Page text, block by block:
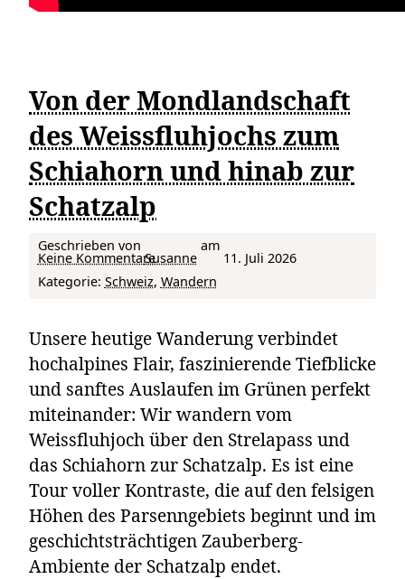
Von der Mondlandschaft
des Weissfluhjochs zum
Schiahorn und hinab zur
Schatzalp
Geschrieben von
Susanne
am
11. Juli 2026
Keine Kommentarezu Von der Mondlandschaft des Weissfluhjochs zum Schiahorn und hinab zur Schatzalp
Kategorie: Schweiz, Wandern
Unsere heutige Wanderung verbindet
hochalpines Flair, faszinierende Tiefblicke
und sanftes Auslaufen im Grünen perfekt
miteinander: Wir wandern vom
Weissfluhjoch über den Strelapass und
das Schiahorn zur Schatzalp. Es ist eine
Tour voller Kontraste, die auf den felsigen
Höhen des Parsenngebiets beginnt und im
geschichtsträchtigen Zauberberg-
Ambiente der Schatzalp endet.